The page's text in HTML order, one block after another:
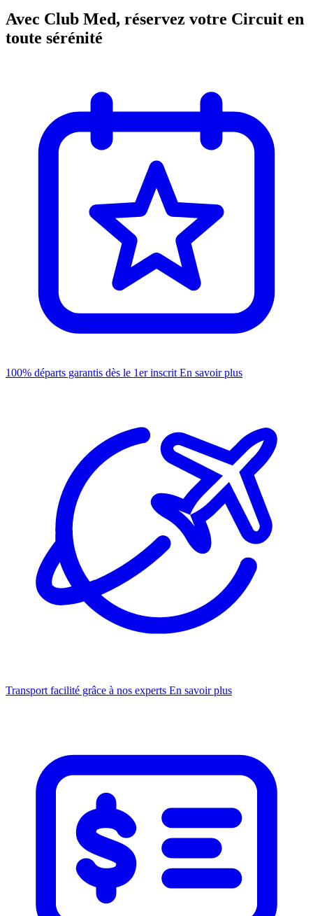
Avec Club Med, réservez votre Circuit en
toute sérénité
100% départs garantis dès le 1er inscrit En savoir plus
Transport facilité grâce à nos experts En savoir plus